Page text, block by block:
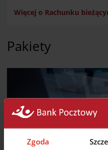
Zgoda
Więcej o Rachunku
Pakiety